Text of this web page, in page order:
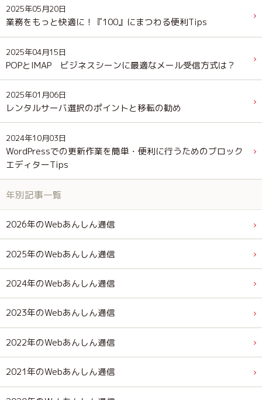
2025年05月20日
業務をもっと快適に！『100』にまつわる便利Tips
2025年04月15日
POPとIMAP ビジネスシーンに最適なメール受信方式は？
2025年01月06日
レンタルサーバ選択のポイントと移転の勧め
2024年10月03日
WordPressでの更新作業を簡単・便利に行うためのブロック
エディターTips
年別記事一覧
2026年のWebあんしん通信
2025年のWebあんしん通信
2024年のWebあんしん通信
2023年のWebあんしん通信
2022年のWebあんしん通信
2021年のWebあんしん通信